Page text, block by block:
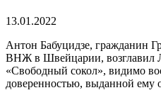
13.01.2022
Антон Бабуцидзе, гражданин
ВНЖ в Швейцарии, возглавил
«Свободный сокол», видимо
доверенностью, выданной ему